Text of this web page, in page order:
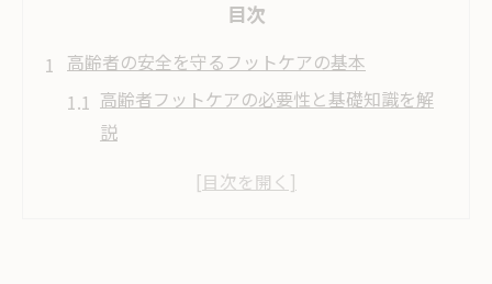
目次
高齢者の安全を守るフットケアの基本
高齢者フットケアの必要性と基礎知識を解
説
フットケアで転倒リスクを未然に防ぐ方法